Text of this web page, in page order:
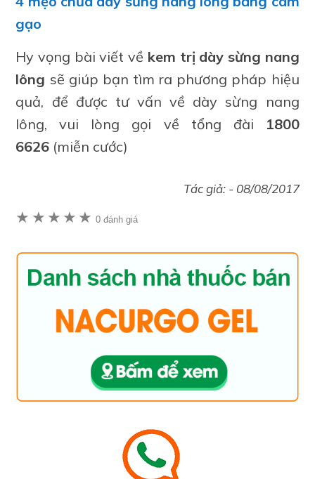
gạo
Hy vọng bài viết về kem trị dày sừng nang
lông sẽ giúp bạn tìm ra phương pháp hiệu
quả, để được tư vấn về dày sừng nang
lông, vui lòng gọi về tổng đài 1800
6626 (miễn cước)
Tác giả: - 08/08/2017
★ ★ ★ ★ ★ 0 đánh giá